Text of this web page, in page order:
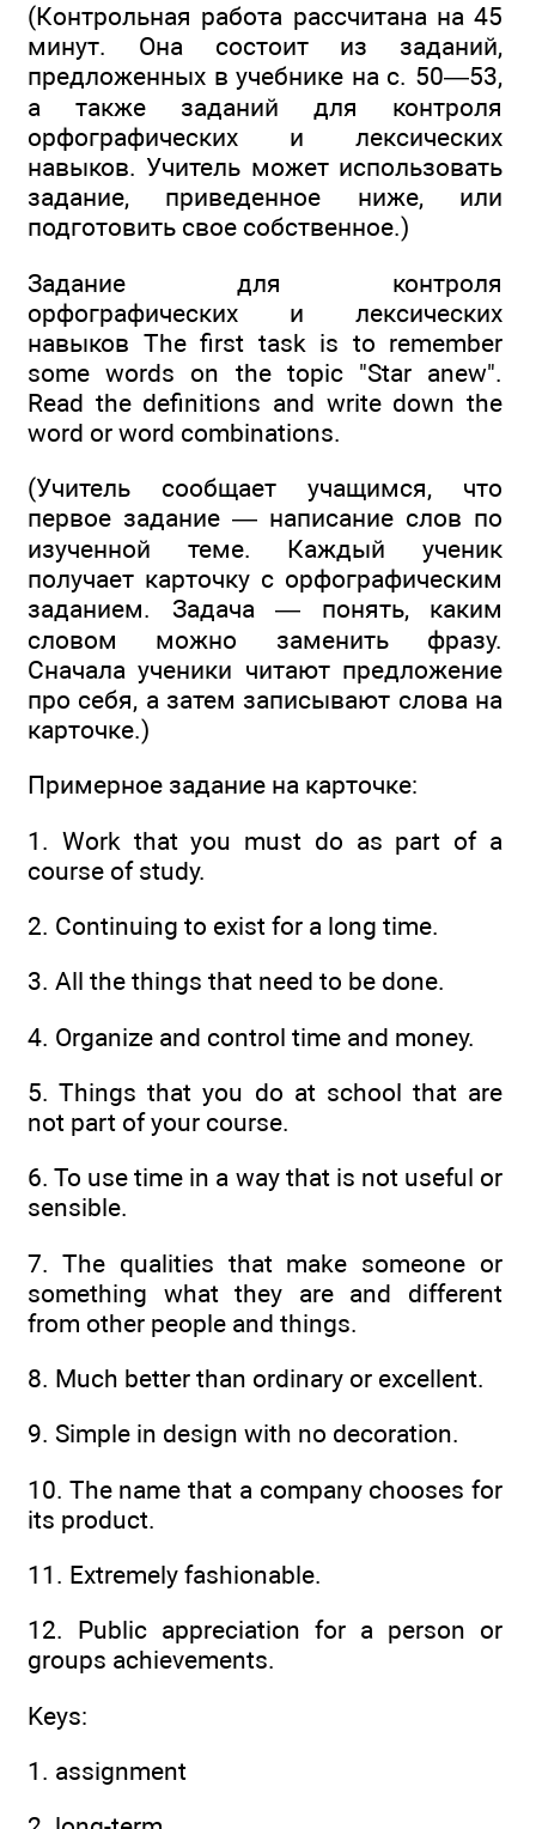
(Контрольная работа рассчитана на 45
минут. Она состоит из заданий,
предложенных в учебнике на с. 50—53,
а также заданий для контроля
орфографических и лексических
навыков. Учитель может использовать
задание, приведенное ниже, или
подготовить свое собственное.)
Задание для контроля
орфографических и лексических
навыков The first task is to remember
some words on the topic "Star anew".
Read the definitions and write down the
word or word combinations.
(Учитель сообщает учащимся, что
первое задание — написание слов по
изученной теме. Каждый ученик
получает карточку с орфографическим
заданием. Задача — понять, каким
словом можно заменить фразу.
Сначала ученики читают предложение
про себя, а затем записывают слова на
карточке.)
Примерное задание на карточке:
1. Work that you must do as part of a
course of study.
2. Continuing to exist for a long time.
3. All the things that need to be done.
4. Organize and control time and money.
5. Things that you do at school that are
not part of your course.
6. To use time in a way that is not useful or
sensible.
7. The qualities that make someone or
something what they are and different
from other people and things.
8. Much better than ordinary or excellent.
9. Simple in design with no decoration.
10. The name that a company chooses for
its product.
11. Extremely fashionable.
12. Public appreciation for a person or
groups achievements.
Keys:
1. assignment